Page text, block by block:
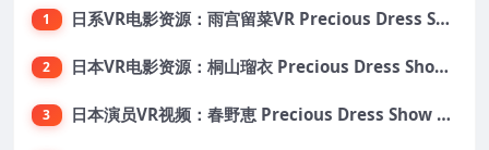
1 日系VR电影资源：雨宫留菜VR Precious Dress Show31 大小5.5G 番号PDS031
2 日本VR电影资源：桐山瑠衣 Precious Dress Show24 大小13.5G 番号PDS024
3 日本演员VR视频：春野恵 Precious Dress Show 21 大小8.6G 番号 PDS021